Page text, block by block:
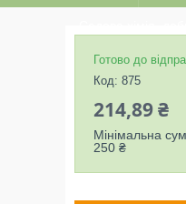
Готово до
Код: 875
214,89 ₴
Мінімальна
250 ₴